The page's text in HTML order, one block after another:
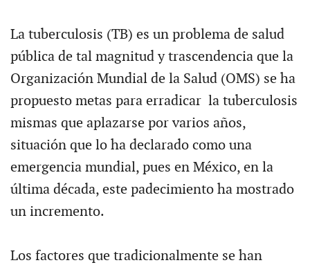
La tuberculosis (TB) es un problema de salud
pública de tal magnitud y trascendencia que la
Organización Mundial de la Salud (OMS) se ha
propuesto metas para erradicar la tuberculosis
mismas que aplazarse por varios años,
situación que lo ha declarado como una
emergencia mundial, pues en México, en la
última década, este padecimiento ha mostrado
un incremento.
Los factores que tradicionalmente se han